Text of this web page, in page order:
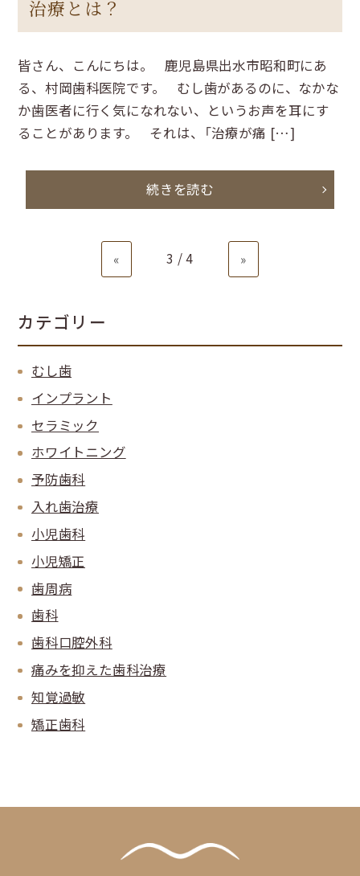
治療とは？
皆さん、こんにちは。 鹿児島県出水市昭和町にあ
る、村岡歯科医院です。 むし歯があるのに、なかな
か歯医者に行く気になれない、というお声を耳にす
ることがあります。 それは、「治療が痛 […]
続きを読む
3 / 4
« »
カテゴリー
むし歯
インプラント
セラミック
ホワイトニング
予防歯科
入れ歯治療
小児歯科
小児矯正
歯周病
歯科
歯科口腔外科
痛みを抑えた歯科治療
知覚過敏
矯正歯科